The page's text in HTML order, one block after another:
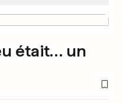
était… un